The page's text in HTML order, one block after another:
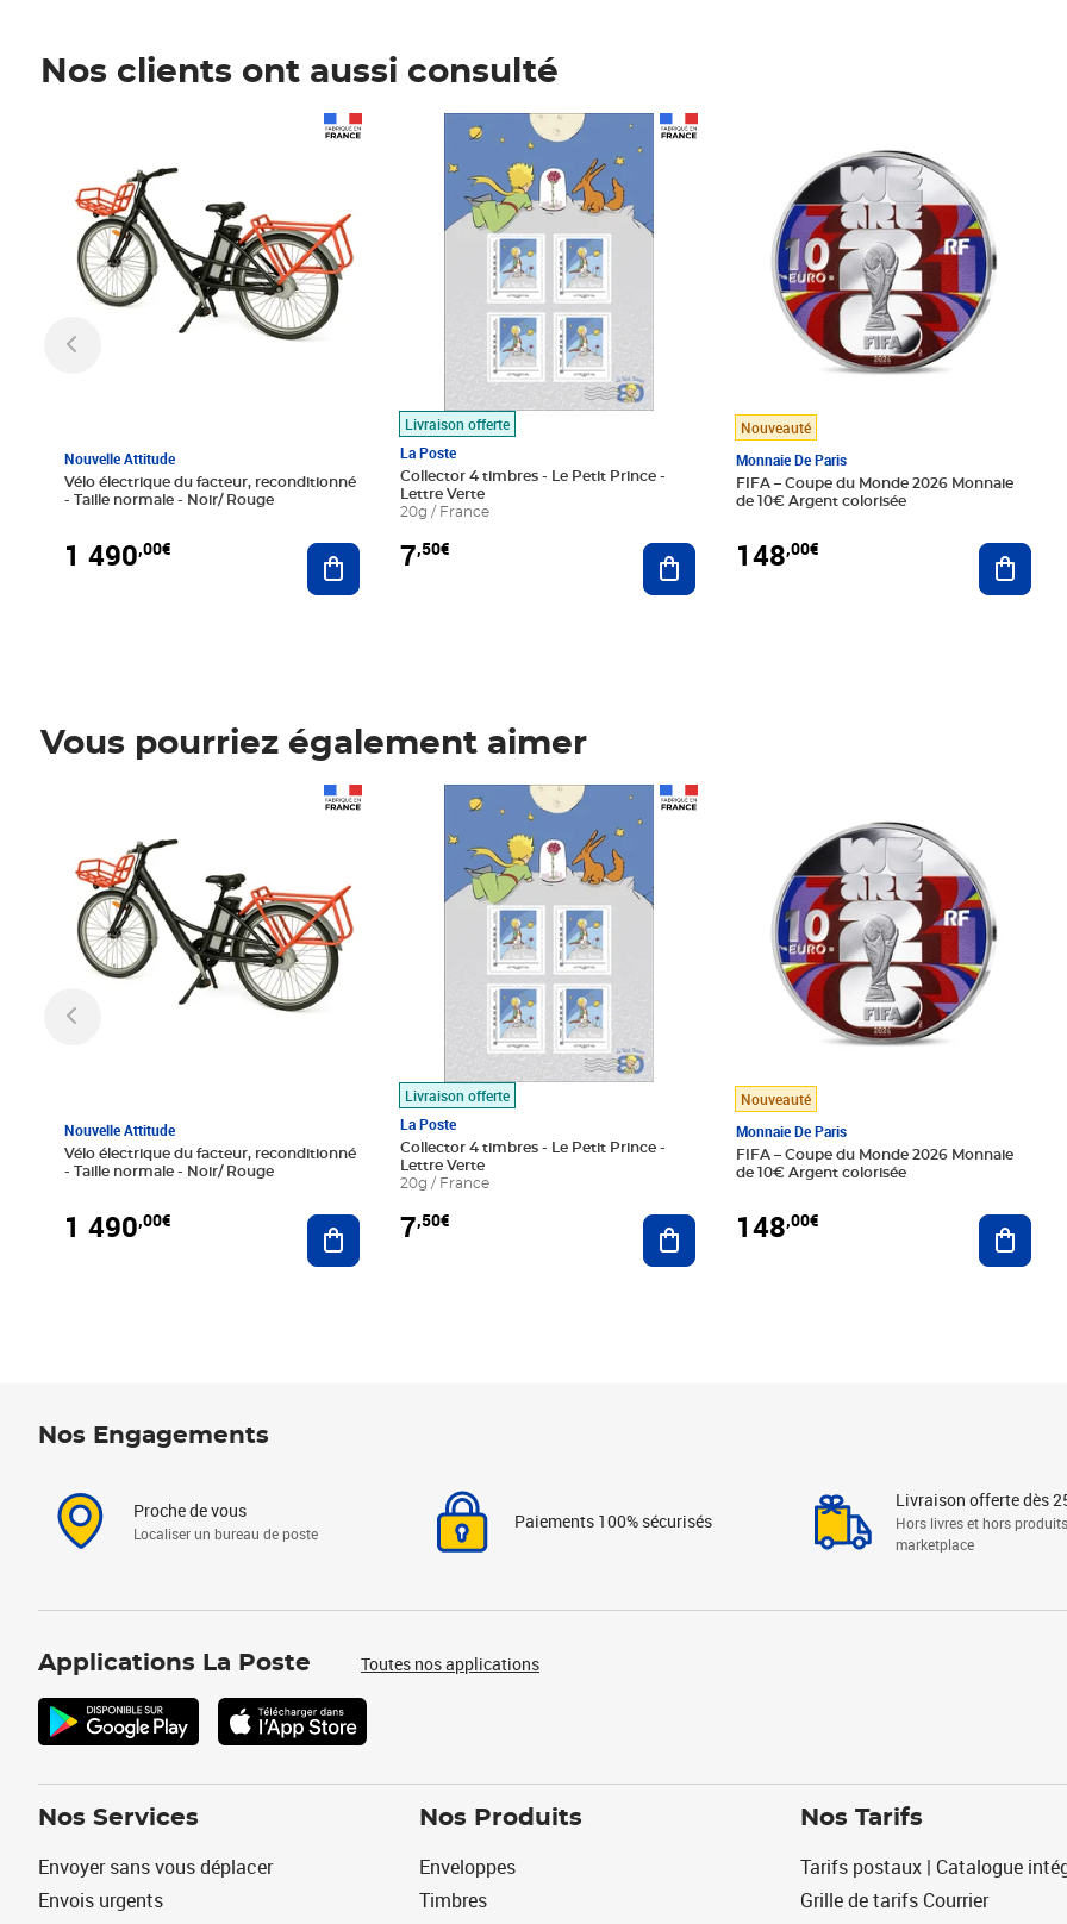
Nos clients ont aussi consulté
Nouvelle Attitude
Vélo électrique du facteur, reconditionné
- Taille normale - Noir/ Rouge
1 490,00€ Ajouter au panier
Livraison offerte
La Poste
Collector 4 timbres - Le Petit Prince -
Lettre Verte
20g / France
7,50€
Prix 7,50€
Ajouter au panier
Nouveauté
Monnaie De Paris
FIFA – Coupe du Monde 2026 Monnaie
de 10€ Argent colorisée
148,00€
Vous pourriez également aimer
Nouvelle Attitude
Vélo électrique du facteur, reconditionné
- Taille normale - Noir/ Rouge
1 490,00€ Ajouter au panier
Livraison offerte
La Poste
Collector 4 timbres - Le Petit Prince -
Lettre Verte
20g / France
7,50€
Prix 7,50€
Ajouter au panier
Nouveauté
Monnaie De Paris
FIFA – Coupe du Monde 2026 Monnaie
de 10€ Argent colorisée
148,00€
Nos Engagements
Proche de vous
Localiser un bureau de poste
Paiements 100% sécurisés
Livraison offerte dès
Hors livres et hors produits
marketplace
Applications La Poste Toutes nos applications
Nos Services
Envoyer sans vous déplacer
Envois urgents
Nos Produits
Enveloppes
Timbres
Nos Tarifs
Tarifs postaux | Catalogue
Grille de tarifs Courrier